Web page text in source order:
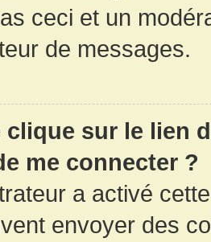
ceci et un
de messages.
sur le lien
me connecter ?
a activé
envoyer des